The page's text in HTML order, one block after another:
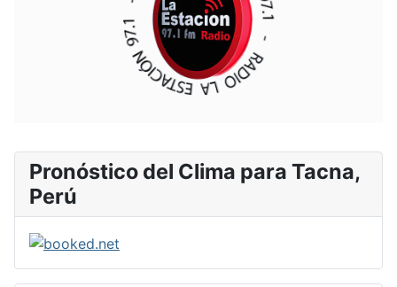
Pronóstico del Clima para Tacna,
Perú